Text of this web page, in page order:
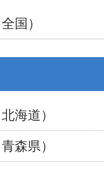
国）
海道）
森県）